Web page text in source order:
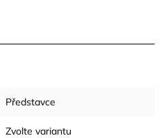
Představce
Zvolte variantu